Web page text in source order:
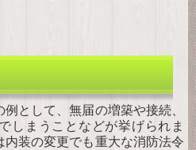
として、無届の増築や接続、
しまうことなどが挙げられま
装の変更でも重大な消防法令